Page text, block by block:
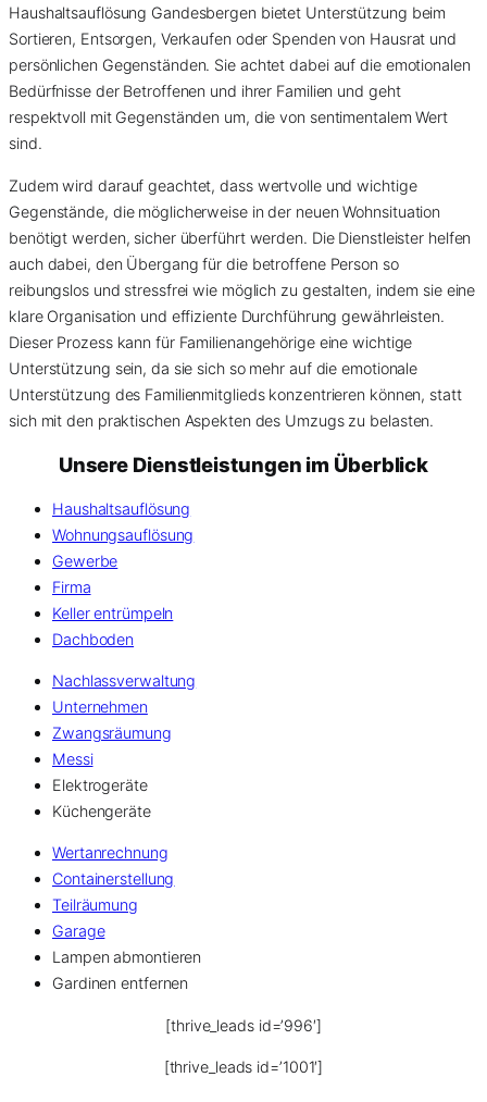
Haushaltsauflösung Gandesbergen bietet Unterstützung beim
Sortieren, Entsorgen, Verkaufen oder Spenden von Hausrat und
persönlichen Gegenständen. Sie achtet dabei auf die emotionalen
Bedürfnisse der Betroffenen und ihrer Familien und geht
respektvoll mit Gegenständen um, die von sentimentalem Wert
sind.
Zudem wird darauf geachtet, dass wertvolle und wichtige
Gegenstände, die möglicherweise in der neuen Wohnsituation
benötigt werden, sicher überführt werden. Die Dienstleister helfen
auch dabei, den Übergang für die betroffene Person so
reibungslos und stressfrei wie möglich zu gestalten, indem sie eine
klare Organisation und effiziente Durchführung gewährleisten.
Dieser Prozess kann für Familienangehörige eine wichtige
Unterstützung sein, da sie sich so mehr auf die emotionale
Unterstützung des Familienmitglieds konzentrieren können, statt
sich mit den praktischen Aspekten des Umzugs zu belasten.
Unsere Dienstleistungen im Überblick
Haushaltsauflösung
Wohnungsauflösung
Gewerbe
Firma
Keller entrümpeln
Dachboden
Nachlassverwaltung
Unternehmen
Zwangsräumung
Messi
Elektrogeräte
Küchengeräte
Wertanrechnung
Containerstellung
Teilräumung
Garage
Lampen abmontieren
Gardinen entfernen
[thrive_leads id=’996′]
[thrive_leads id=’1001′]